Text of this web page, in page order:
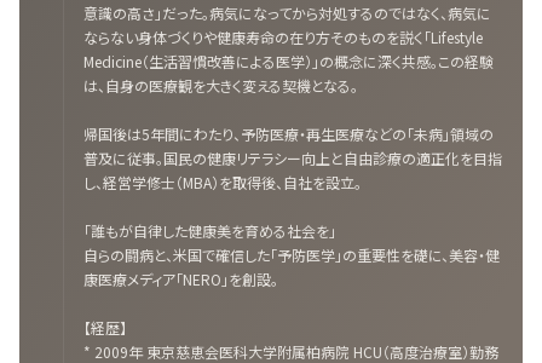
意識の高さ」だった。病気になってから対処するのではなく、病気に
ならない身体づくりや健康寿命の在り方そのものを説く「Lifestyle
Medicine（生活習慣改善による医学）」の概念に深く共感。この経験
は、自身の医療観を大きく変える契機となる。
帰国後は5年間にわたり、予防医療・再生医療などの「未病」領域の
普及に従事。国民の健康リテラシー向上と自由診療の適正化を目指
し、経営学修士（MBA）を取得後、自社を設立。
「誰もが自律した健康美を育める社会を」
自らの闘病と、米国で確信した「予防医学」の重要性を礎に、美容・健
康医療メディア「NERO」を創設。
【経歴】
* 2009年 東京慈恵会医科大学附属柏病院 HCU（高度治療室）勤務